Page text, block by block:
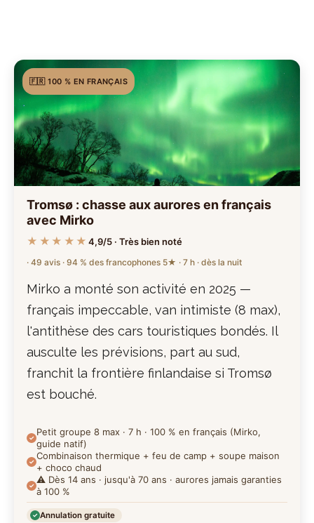
🇫🇷 100 % EN FRANÇAIS
Tromsø : chasse aux aurores en français
avec Mirko
★★★★★ 4,9/5 · Très bien noté
· 49 avis · 94 % des francophones 5★ · 7 h · dès la nuit
Mirko a monté son activité en 2025 —
français impeccable, van intimiste (8 max),
l'antithèse des cars touristiques bondés. Il
ausculte les prévisions, part au sud,
franchit la frontière finlandaise si Tromsø
est bouché.
Petit groupe 8 max · 7 h · 100 % en français (Mirko,
guide natif)
Combinaison thermique + feu de camp + soupe maison
+ choco chaud
⚠️ Dès 14 ans · jusqu'à 70 ans · aurores jamais garanties
à 100 %
Annulation gratuite